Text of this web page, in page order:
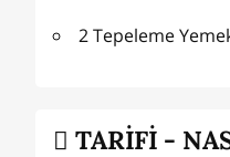
2 Tepeleme
TARİFİ -